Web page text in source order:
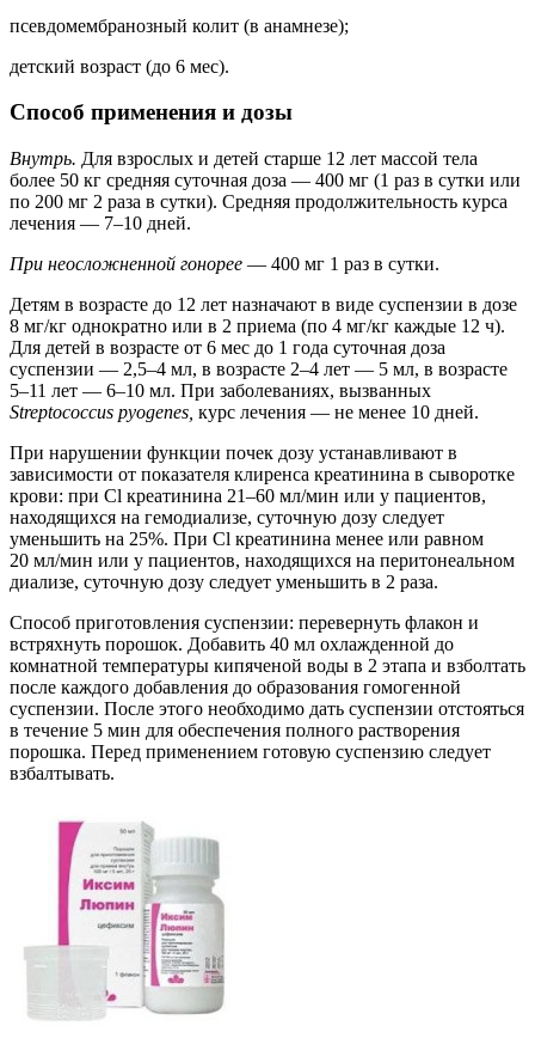
псевдомембранозный колит (в анамнезе);
детский возраст (до 6 мес).
Способ применения и дозы
Внутрь. Для взрослых и детей старше 12 лет массой тела
более 50 кг средняя суточная доза — 400 мг (1 раз в сутки или
по 200 мг 2 раза в сутки). Средняя продолжительность курса
лечения — 7–10 дней.
При неосложненной гонорее — 400 мг 1 раз в сутки.
Детям в возрасте до 12 лет назначают в виде суспензии в дозе
8 мг/кг однократно или в 2 приема (по 4 мг/кг каждые 12 ч).
Для детей в возрасте от 6 мес до 1 года суточная доза
суспензии — 2,5–4 мл, в возрасте 2–4 лет — 5 мл, в возрасте
5–11 лет — 6–10 мл. При заболеваниях, вызванных
Streptococcus pyogenes, курс лечения — не менее 10 дней.
При нарушении функции почек дозу устанавливают в
зависимости от показателя клиренса креатинина в сыворотке
крови: при Cl креатинина 21–60 мл/мин или у пациентов,
находящихся на гемодиализе, суточную дозу следует
уменьшить на 25%. При Cl креатинина менее или равном
20 мл/мин или у пациентов, находящихся на перитонеальном
диализе, суточную дозу следует уменьшить в 2 раза.
Способ приготовления суспензии: перевернуть флакон и
встряхнуть порошок. Добавить 40 мл охлажденной до
комнатной температуры кипяченой воды в 2 этапа и взболтать
после каждого добавления до образования гомогенной
суспензии. После этого необходимо дать суспензии отстояться
в течение 5 мин для обеспечения полного растворения
порошка. Перед применением готовую суспензию следует
взбалтывать.